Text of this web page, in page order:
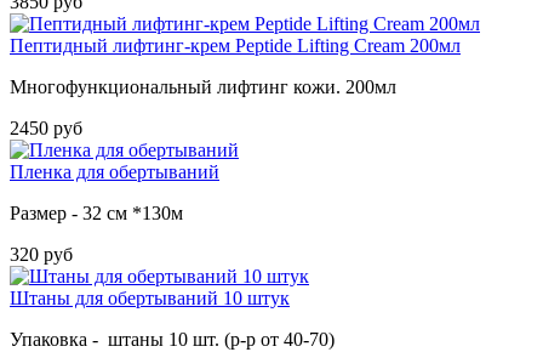
Пептидный лифтинг-крем Peptide Lifting Cream 200мл
Многофункциональный лифтинг кожи. 200мл
2450 руб
Пленка для обертываний
Размер - 32 см *130м
320 руб
Штаны для обертываний 10 штук
Упаковка - штаны 10 шт. (р-р от 40-70)